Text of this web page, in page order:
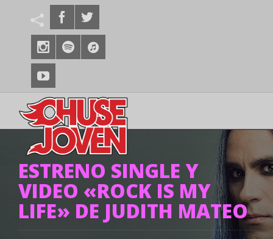
ESTRENO SINGLE Y
VIDEO «ROCK IS MY
LIFE» DE JUDITH MATEO